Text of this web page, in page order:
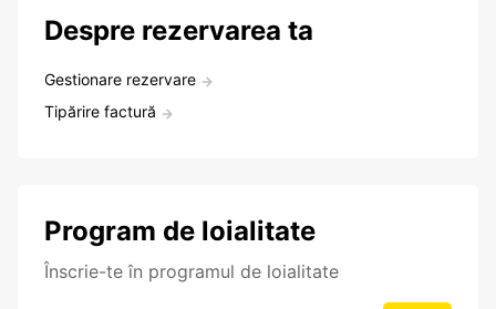
Despre rezervarea ta
Gestionare rezervare
Tipărire factură
Program de loialitate
Înscrie-te în programul de loialitate